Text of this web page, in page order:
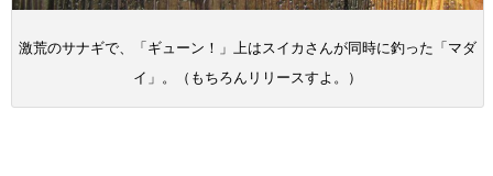
激荒のサナギで、「ギューン！」上はスイカさんが同時に釣った「マダ
イ」。（もちろんリリースすよ。）